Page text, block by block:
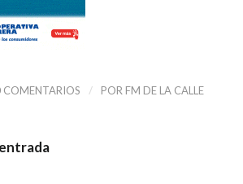
COMENTARIOS / POR FM DE LA CALLE